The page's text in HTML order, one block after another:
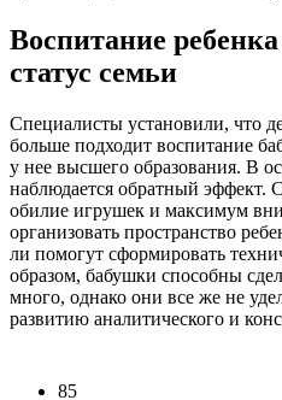
Воспитание
статус семьи
Специалисты установили, что
больше подходит воспитание
у нее высшего образования. В
наблюдается обратный эффект.
обилие игрушек и максимум
организовать пространство
ли помогут сформировать
образом, бабушки способны
много, однако они все же не
развитию аналитического и
85